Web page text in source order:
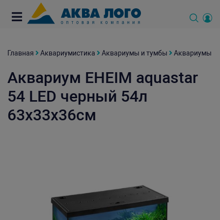
Главная Аквариумистика Аквариумы и тумбы Аквариумы
Аквариум EHEIM aquastar
54 LED черный 54л
63x33x36см